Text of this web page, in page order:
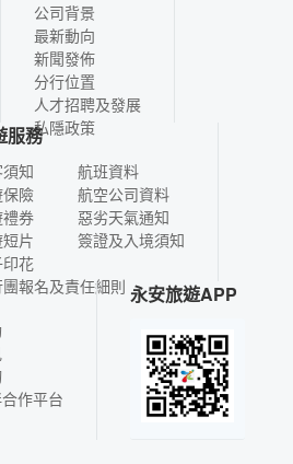
公司背景
最新動向
新聞發佈
分行位置
人才招聘及發展
私隱政策
服務
知
險
券
片
花
航班資料
航空公司資料
惡劣天氣通知
簽證及入境須知
報名及責任細則
作平台
永安旅遊APP